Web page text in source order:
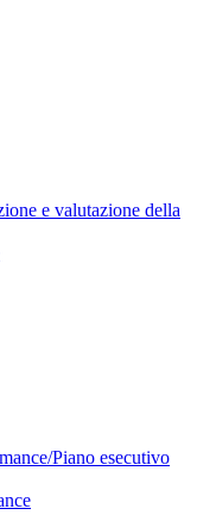
e valutazione della
Piano esecutivo